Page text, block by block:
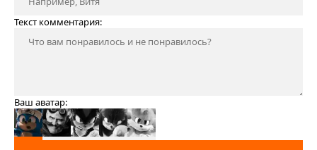
Текст комментария:
Ваш аватар: